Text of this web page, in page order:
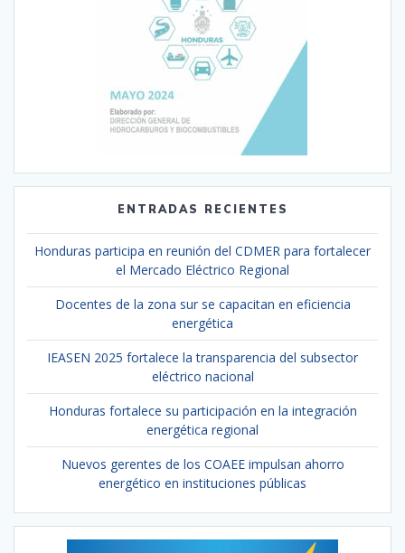
ENTRADAS RECIENTES
Honduras participa en reunión del CDMER para fortalecer
el Mercado Eléctrico Regional
Docentes de la zona sur se capacitan en eficiencia
energética
IEASEN 2025 fortalece la transparencia del subsector
eléctrico nacional
Honduras fortalece su participación en la integración
energética regional
Nuevos gerentes de los COAEE impulsan ahorro
energético en instituciones públicas